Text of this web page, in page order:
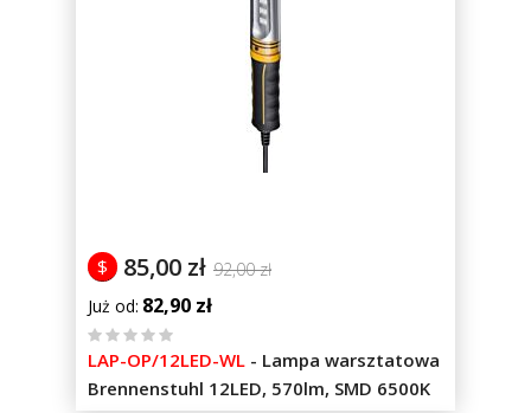
85,00 zł 92,00 zł
$
Już od 82,90 zł
%
100
LAP-OP/12LED-WL - Lampa warsztatowa
Brennenstuhl 12LED, 570lm, SMD 6500K